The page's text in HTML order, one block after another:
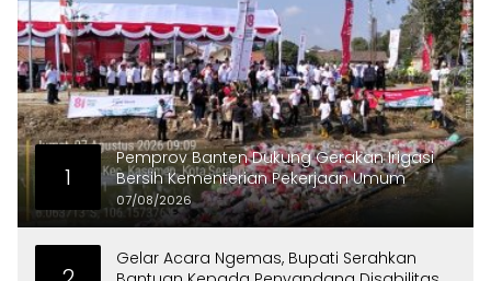
1
Pemprov Banten Dukung Gerakan Irigasi
Bersih Kementerian Pekerjaan Umum
07/08/2026
Gelar Acara Ngemas, Bupati Serahkan